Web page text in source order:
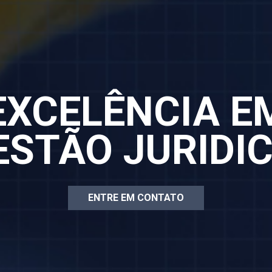
ENTRE EM CONTATO